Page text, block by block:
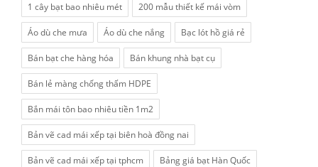
1 cây bạt bao nhiêu mét 200 mẫu thiết kế mái vòm
Áo dù che mưa Áo dù che nắng Bạc lót hồ giá rẻ
Bán bạt che hàng hóa Bán khung nhà bạt cụ
Bán lẻ màng chống thấm HDPE
Bắn mái tôn bao nhiêu tiền 1m2
Bản vẽ cad mái xếp tại biên hoà đồng nai
Bản vẽ cad mái xếp tại tphcm Bảng giá bạt Hàn Quốc